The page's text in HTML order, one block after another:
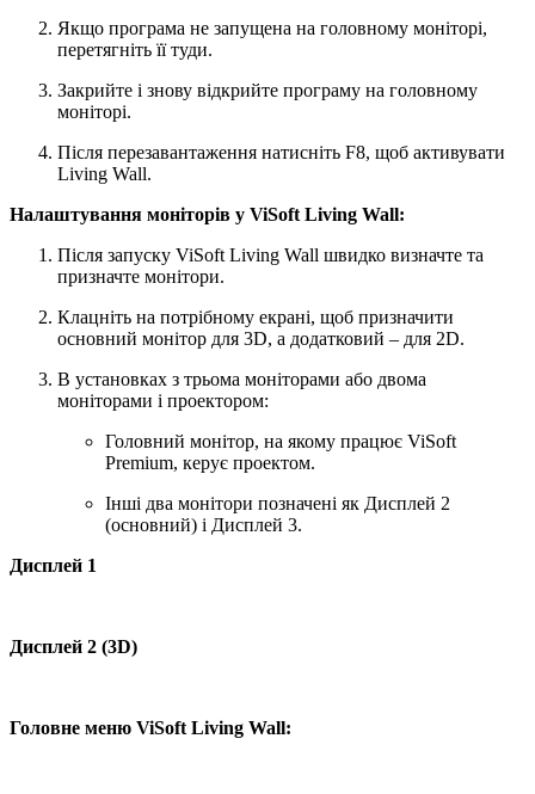
Якщо програма не запущена на головному моніторі,
перетягніть її туди.
Закрийте і знову відкрийте програму на головному
моніторі.
Після перезавантаження натисніть F8, щоб активувати
Living Wall.
Налаштування моніторів у ViSoft Living Wall:
Після запуску ViSoft Living Wall швидко визначте та
призначте монітори.
Клацніть на потрібному екрані, щоб призначити
основний монітор для 3D, а додатковий – для 2D.
В установках з трьома моніторами або двома
моніторами і проектором:
Головний монітор, на якому працює ViSoft
Premium, керує проектом.
Інші два монітори позначені як Дисплей 2
(основний) і Дисплей 3.
Дисплей 1
Дисплей 2 (3D)
Головне меню ViSoft Living Wall: